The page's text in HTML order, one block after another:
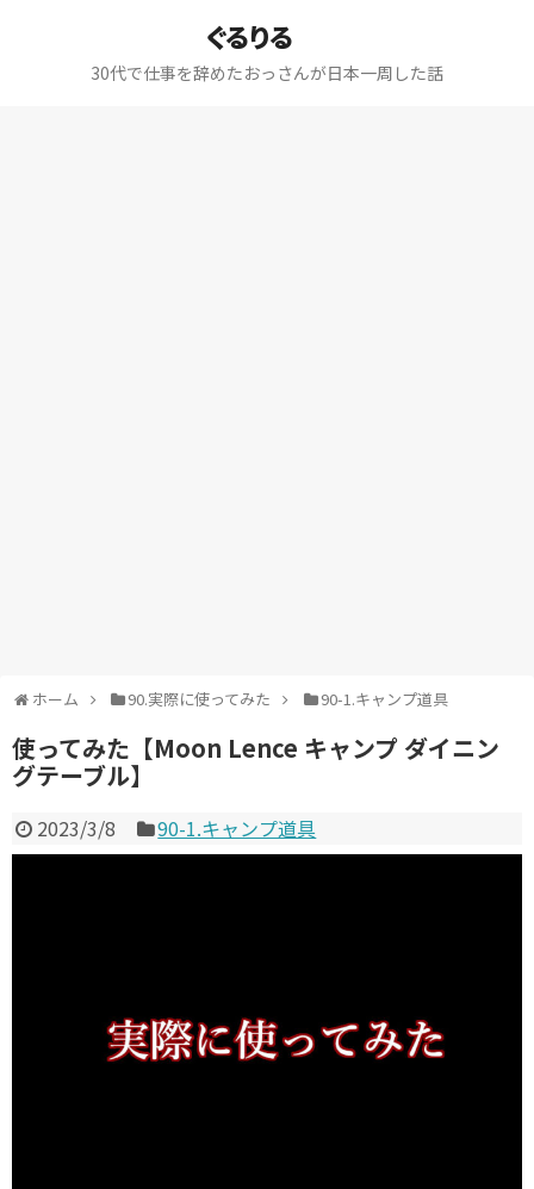
ぐるりる
30代で仕事を辞めたおっさんが日本一周した話
ホーム 90.実際に使ってみた 90-1.キャンプ道具
使ってみた【Moon Lence キャンプ ダイニン
グテーブル】
2023/3/8 90-1.キャンプ道具